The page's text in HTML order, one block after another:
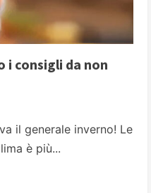
i consigli da non
il generale inverno! Le
è più...